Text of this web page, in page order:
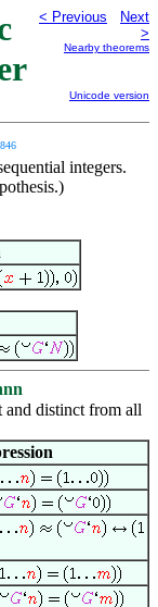
< Previous
Next
>
Nearby theorems
Unicode version
integers.
and distinct from all